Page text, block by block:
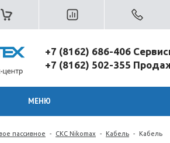
+7 (8162) 686-406
+7 (8162) 502-355
МЕНЮ
пассивное - СКС Nikomax - Кабель - Кабель